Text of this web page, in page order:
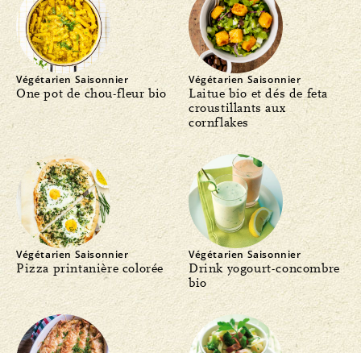
Végétarien Saisonnier
One pot de chou-fleur bio
Végétarien Saisonnier
Laitue bio et dés de feta
croustillants aux
cornflakes
Végétarien Saisonnier
Pizza printanière colorée
Végétarien Saisonnier
Drink yogourt-concombre
bio